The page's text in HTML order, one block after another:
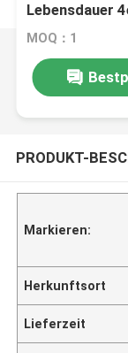
Lebensdauer
Allgemeine
MOQ：1
PRODUKT-
Markieren:
Herkunftsort
Lieferzeit